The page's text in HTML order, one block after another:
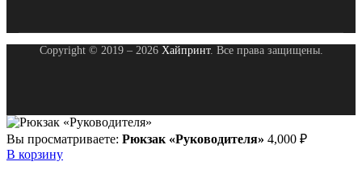
Copyright © 2019 – 2026 Хайпринт. Все права защищены.
Вы просматриваете: Рюкзак «Руководителя» 4,000 ₽
В корзину